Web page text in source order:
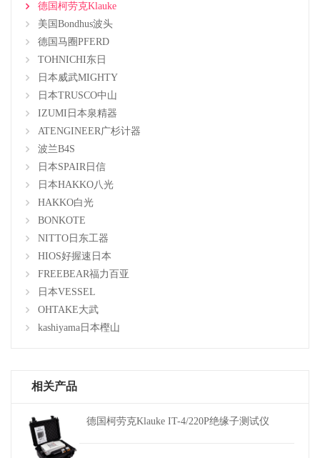
德国柯劳克Klauke
美国Bondhus波头
德国马圈PFERD
TOHNICHI东日
日本威武MIGHTY
日本TRUSCO中山
IZUMI日本泉精器
ATENGINEER广杉计器
波兰B4S
日本SPAIR日信
日本HAKKO八光
HAKKO白光
BONKOTE
NITTO日东工器
HIOS好握速日本
FREEBEAR福力百亚
日本VESSEL
OHTAKE大武
kashiyama日本樫山
相关产品
德国柯劳克Klauke IT-4/220P绝缘子测试仪